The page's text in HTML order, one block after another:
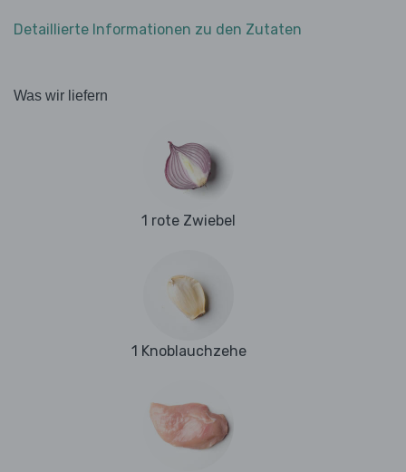
Detaillierte Informationen zu den Zutaten
Was wir liefern
1 rote Zwiebel
1 Knoblauchzehe